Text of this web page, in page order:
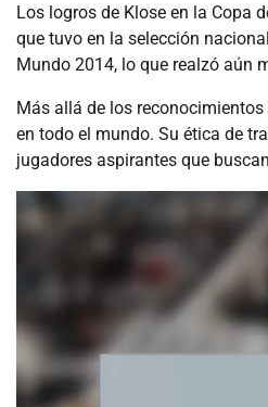
Los logros de Klose en la Copa
que tuvo en la selección
Mundo 2014, lo que realzó aún
Más allá de los
en todo el mundo. Su ética de
jugadores aspirantes que